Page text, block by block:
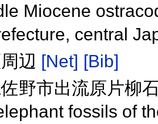
Miocene
central
辺 [Net] [Bib]
野市出流原片柳
fossils of